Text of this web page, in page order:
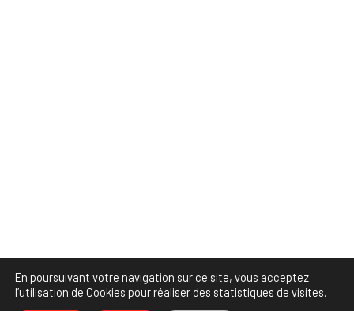
En poursuivant votre navigation sur ce site, vous acceptez
l’utilisation de Cookies pour réaliser des statistiques de visites.